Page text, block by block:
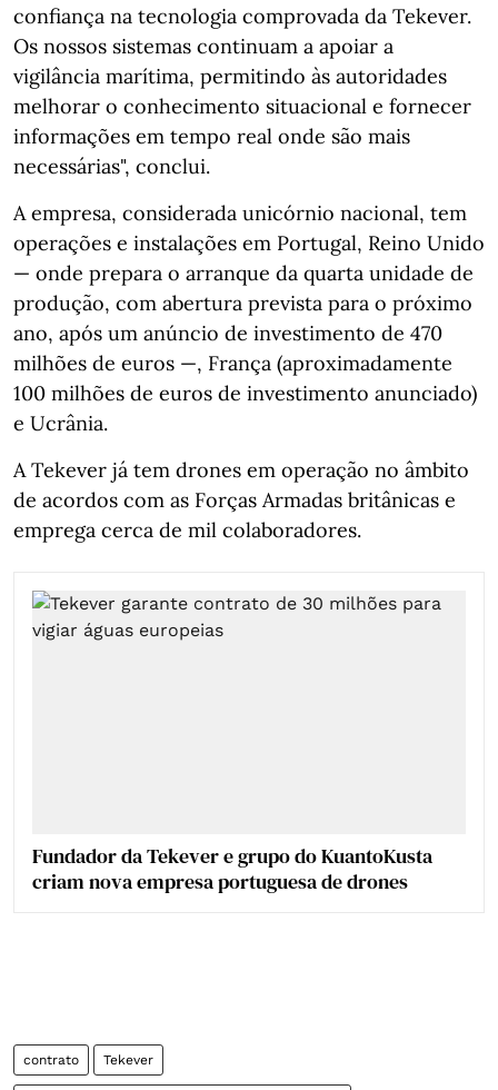
confiança na tecnologia comprovada da Tekever.
Os nossos sistemas continuam a apoiar a
vigilância marítima, permitindo às autoridades
melhorar o conhecimento situacional e fornecer
informações em tempo real onde são mais
necessárias", conclui.
A empresa, considerada unicórnio nacional, tem
operações e instalações em Portugal, Reino Unido
— onde prepara o arranque da quarta unidade de
produção, com abertura prevista para o próximo
ano, após um anúncio de investimento de 470
milhões de euros —, França (aproximadamente
100 milhões de euros de investimento anunciado)
e Ucrânia.
A Tekever já tem drones em operação no âmbito
de acordos com as Forças Armadas britânicas e
emprega cerca de mil colaboradores.
Fundador da Tekever e grupo do KuantoKusta
criam nova empresa portuguesa de drones
contrato Tekever